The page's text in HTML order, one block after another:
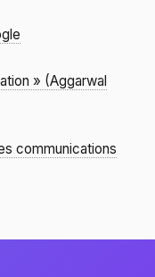
» (Aggarwal
communications